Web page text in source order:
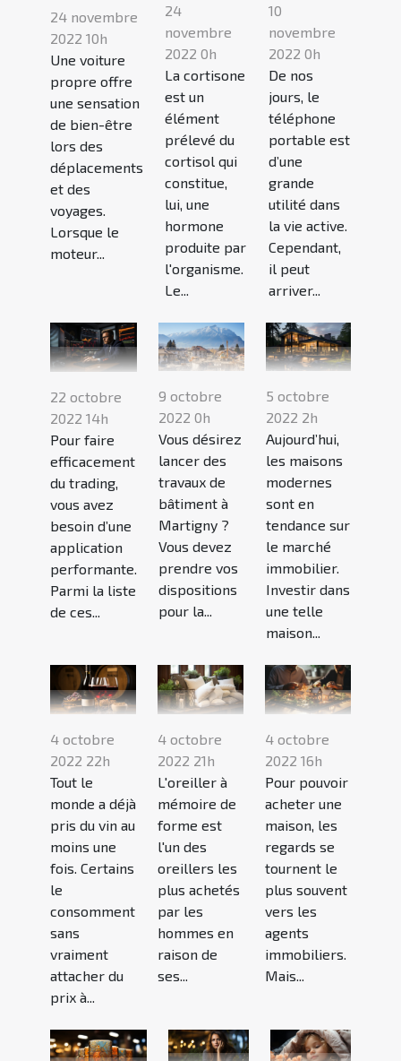
24 novembre
2022 10h
Une voiture
propre offre
une sensation
de bien-être
lors des
déplacements
et des
voyages.
Lorsque le
moteur...
24
novembre
2022 0h
La cortisone
est un
élément
prélevé du
cortisol qui
constitue,
lui, une
hormone
produite par
l'organisme.
Le...
10
novembre
2022 0h
De nos
jours, le
téléphone
portable est
d’une
grande
utilité dans
la vie active.
Cependant,
il peut
arriver...
22 octobre
2022 14h
Pour faire
efficacement
du trading,
vous avez
besoin d’une
application
performante.
Parmi la liste
de ces...
9 octobre
2022 0h
Vous désirez
lancer des
travaux de
bâtiment à
Martigny ?
Vous devez
prendre vos
dispositions
pour la...
5 octobre
2022 2h
Aujourd’hui,
les maisons
modernes
sont en
tendance sur
le marché
immobilier.
Investir dans
une telle
maison...
4 octobre
2022 22h
Tout le
monde a déjà
pris du vin au
moins une
fois. Certains
le
consomment
sans
vraiment
attacher du
prix à...
4 octobre
2022 21h
L'oreiller à
mémoire de
forme est
l'un des
oreillers les
plus achetés
par les
hommes en
raison de
ses...
4 octobre
2022 16h
Pour pouvoir
acheter une
maison, les
regards se
tournent le
plus souvent
vers les
agents
immobiliers.
Mais...